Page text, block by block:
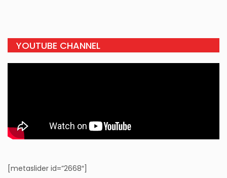
YOUTUBE CHANNEL
[metaslider id=”2668″]